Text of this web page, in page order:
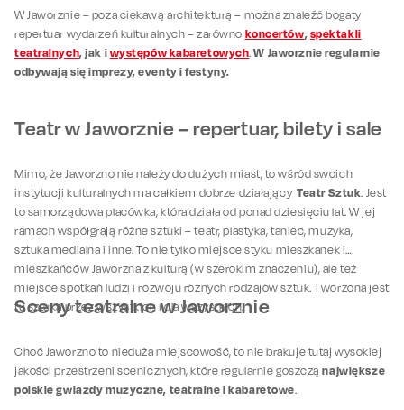
W Jaworznie – poza ciekawą architekturą – można znaleźć bogaty
repertuar wydarzeń kulturalnych – zarówno koncertów,spektakli
teatralnych, jak iwystępów kabaretowych.W Jaworznie regularnie
odbywają się imprezy, eventy i festyny.
Teatr w Jaworznie – repertuar, bilety i sale
Mimo, że Jaworzno nie należy do dużych miast, to wśród swoich
instytucji kulturalnych ma całkiem dobrze działającyTeatr Sztuk. Jest
to samorządowa placówka, która działa od ponad dziesięciu lat. W jej
ramach współgrają różne sztuki – teatr, plastyka, taniec, muzyka,
sztuka medialna i inne. To nie tylko miejsce styku mieszkanek i
mieszkańców Jaworzna z kulturą (w szerokim znaczeniu), ale też
miejsce spotkań ludzi i rozwoju różnych rodzajów sztuk. Tworzona jest
tu sztuka przez wszystkich i dla wszystkich.
Sceny teatralne w Jaworznie
Choć Jaworzno to nieduża miejscowość, to nie brakuje tutaj wysokiej
jakości przestrzeni scenicznych, które regularnie goszcząnajwiększe
polskie gwiazdy muzyczne, teatralne i kabaretowe.